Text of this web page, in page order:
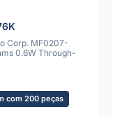
Corp. MF0207-
0.6W Through-
com 200 peças